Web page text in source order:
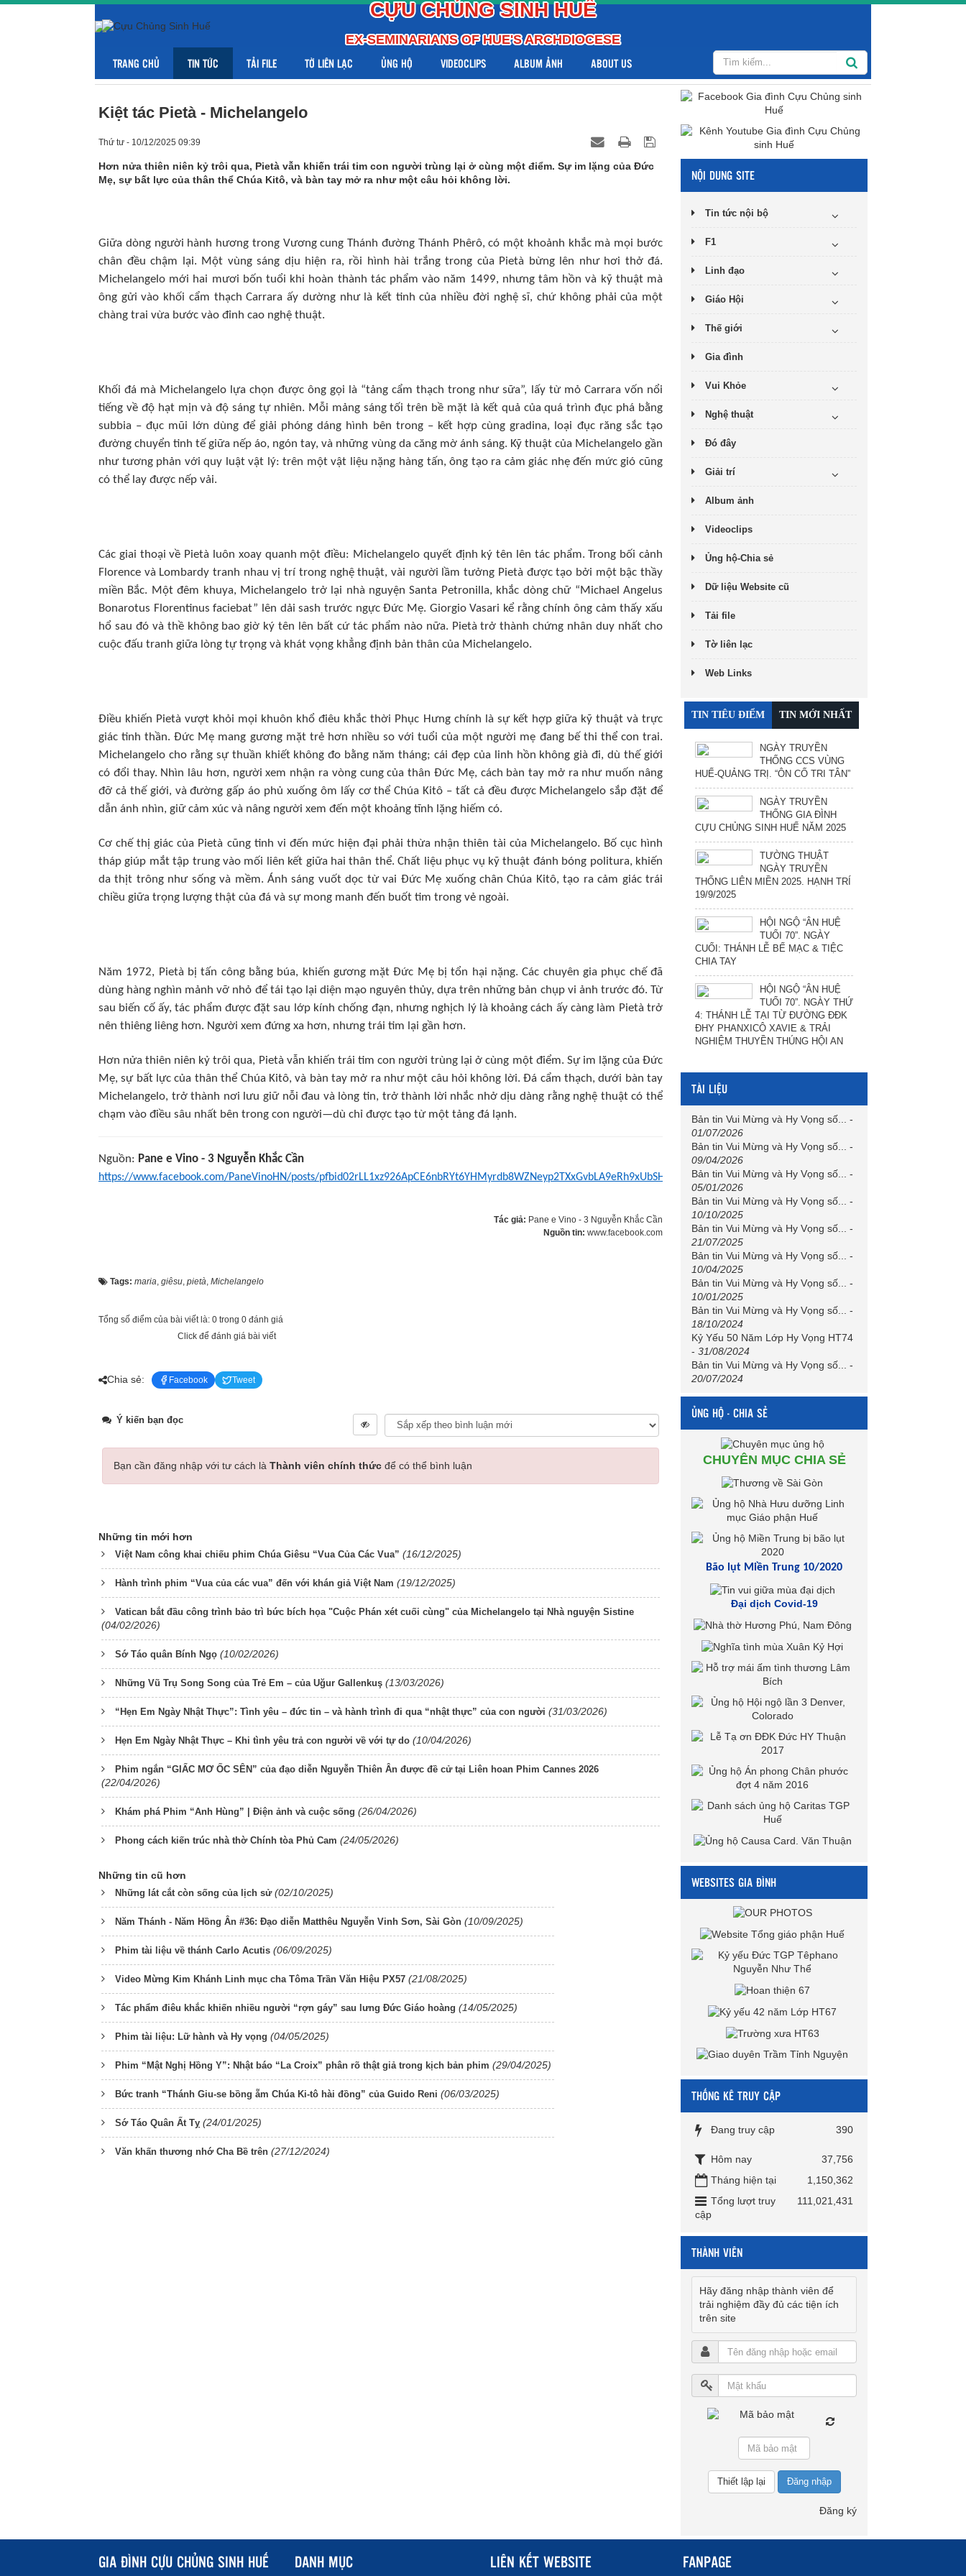
CỰU CHỦNG SINH HUẾ
EX-SEMINARIANS OF HUE'S ARCHDIOCESE
TRANG CHỦ TIN TỨC TẢI FILE TỜ LIÊN LẠC ỦNG HỘ VIDEOCLIPS ALBUM ẢNH ABOUT US
Kiệt tác Pietà - Michelangelo
Thứ tư - 10/12/2025 09:39
Hơn nửa thiên niên kỷ trôi qua, Pietà vẫn khiến trái tim con người trùng lại ở cùng một điểm. Sự im lặng của Đức
Mẹ, sự bất lực của thân thể Chúa Kitô, và bàn tay mở ra như một câu hỏi không lời.
Giữa dòng người hành hương trong Vương cung Thánh đường Thánh Phêrô, có một khoảnh khắc mà mọi bước
chân đều chậm lại. Một vùng sáng dịu hiện ra, rồi hình hài trắng trong của Pietà bừng lên như hơi thở đá.
Michelangelo mới hai mươi bốn tuổi khi hoàn thành tác phẩm vào năm 1499, nhưng tâm hồn và kỹ thuật mà
ông gửi vào khối cẩm thạch Carrara ấy dường như là kết tinh của nhiều đời nghệ sĩ, chứ không phải của một
chàng trai vừa bước vào đỉnh cao nghệ thuật.
Khối đá mà Michelangelo lựa chọn được ông gọi là “tảng cẩm thạch trong như sữa”, lấy từ mỏ Carrara vốn nổi
tiếng về độ hạt mịn và độ sáng tự nhiên. Mỗi mảng sáng tối trên bề mặt là kết quả của quá trình đục phá bằng
subbia – đục mũi lớn dùng để giải phóng dáng hình bên trong – kết hợp cùng gradina, loại đục răng sắc tạo
đường chuyển tinh tế giữa nếp áo, ngón tay, và những vùng da căng mờ ánh sáng. Kỹ thuật của Michelangelo gần
như tương phản với quy luật vật lý: trên một vật liệu nặng hàng tấn, ông tạo ra cảm giác nhẹ đến mức gió cũng
có thể lay được nếp vải.
Các giai thoại về Pietà luôn xoay quanh một điều: Michelangelo quyết định ký tên lên tác phẩm. Trong bối cảnh
Florence và Lombardy tranh nhau vị trí trong nghệ thuật, vài người lầm tưởng Pietà được tạo bởi một bậc thầy
miền Bắc. Một đêm khuya, Michelangelo trở lại nhà nguyện Santa Petronilla, khắc dòng chữ “Michael Angelus
Bonarotus Florentinus faciebat” lên dải sash trước ngực Đức Mẹ. Giorgio Vasari kể rằng chính ông cảm thấy xấu
hổ sau đó và thề không bao giờ ký tên lên bất cứ tác phẩm nào nữa. Pietà trở thành chứng nhân duy nhất cho
cuộc đấu tranh giữa lòng tự trọng và khát vọng khẳng định bản thân của Michelangelo.
Điều khiến Pietà vượt khỏi mọi khuôn khổ điêu khắc thời Phục Hưng chính là sự kết hợp giữa kỹ thuật và trực
giác tinh thần. Đức Mẹ mang gương mặt trẻ hơn nhiều so với tuổi của một người mẹ đang bế thi thể con trai.
Michelangelo cho rằng sự thuần khiết không đo bằng năm tháng; cái đẹp của linh hồn không già đi, dù thế giới
có đổi thay. Nhìn lâu hơn, người xem nhận ra vòng cung của thân Đức Mẹ, cách bàn tay mở ra như muốn nâng
đỡ cả thế giới, và đường gấp áo phủ xuống ôm lấy cơ thể Chúa Kitô – tất cả đều được Michelangelo sắp đặt để
dẫn ánh nhìn, giữ cảm xúc và nâng người xem đến một khoảng tĩnh lặng hiếm có.
Cơ chế thị giác của Pietà cũng tinh vi đến mức hiện đại phải thừa nhận thiên tài của Michelangelo. Bố cục hình
tháp giúp mắt tập trung vào mối liên kết giữa hai thân thể. Chất liệu phục vụ kỹ thuật đánh bóng politura, khiến
da thịt trông như sống và mềm. Ánh sáng vuốt dọc từ vai Đức Mẹ xuống chân Chúa Kitô, tạo ra cảm giác trái
chiều giữa trọng lượng thật của đá và sự mong manh đến buốt tim trong vẻ ngoài.
Năm 1972, Pietà bị tấn công bằng búa, khiến gương mặt Đức Mẹ bị tổn hại nặng. Các chuyên gia phục chế đã
dùng hàng nghìn mảnh vỡ nhỏ để tái tạo lại diện mạo nguyên thủy, dựa trên những bản chụp vi ảnh trước đó. Từ
sau biến cố ấy, tác phẩm được đặt sau lớp kính chống đạn, nhưng nghịch lý là khoảng cách ấy càng làm Pietà trở
nên thiêng liêng hơn. Người xem đứng xa hơn, nhưng trái tim lại gần hơn.
Hơn nửa thiên niên kỷ trôi qua, Pietà vẫn khiến trái tim con người trùng lại ở cùng một điểm. Sự im lặng của Đức
Mẹ, sự bất lực của thân thể Chúa Kitô, và bàn tay mở ra như một câu hỏi không lời. Đá cẩm thạch, dưới bàn tay
Michelangelo, trở thành nơi lưu giữ nỗi đau và lòng tin, trở thành lời nhắc nhở dịu dàng rằng nghệ thuật có thể
chạm vào điều sâu nhất bên trong con người—dù chỉ được tạo từ một tảng đá lạnh.
Nguồn: Pane e Vino - 3 Nguyễn Khắc Cần
https://www.facebook.com/PaneVinoHN/posts/pfbid02rLL1xz926ApCE6nbRYt6YHMyrdb8WZNeyp2TXxGvbLA9eRh9xUbSHterAVqbCBCil
Tác giả: Pane e Vino - 3 Nguyễn Khắc Cần
Nguồn tin: www.facebook.com
Tags: maria giêsu pietà Michelangelo
Tổng số điểm của bài viết là: 0 trong 0 đánh giá
Click để đánh giá bài viết
Chia sẻ: Facebook Tweet
Ý kiến bạn đọc
Bạn cần đăng nhập với tư cách là Thành viên chính thức để có thể bình luận
Những tin mới hơn
Việt Nam công khai chiếu phim Chúa Giêsu “Vua Của Các Vua” (16/12/2025)
Hành trình phim “Vua của các vua” đến với khán giả Việt Nam (19/12/2025)
Vatican bắt đầu công trình bảo trì bức bích họa "Cuộc Phán xét cuối cùng" của Michelangelo tại Nhà nguyện Sistine
(04/02/2026)
Sớ Táo quân Bính Ngọ (10/02/2026)
Những Vũ Trụ Song Song của Trẻ Em – của Uğur Gallenkuş (13/03/2026)
“Hẹn Em Ngày Nhật Thực”: Tình yêu – đức tin – và hành trình đi qua “nhật thực” của con người (31/03/2026)
Hẹn Em Ngày Nhật Thực – Khi tình yêu trả con người về với tự do (10/04/2026)
Phim ngắn “GIẤC MƠ ỐC SÊN” của đạo diễn Nguyễn Thiên Ân được đề cử tại Liên hoan Phim Cannes 2026
(22/04/2026)
Khám phá Phim “Anh Hùng” | Điện ảnh và cuộc sống (26/04/2026)
Phong cách kiến trúc nhà thờ Chính tòa Phủ Cam (24/05/2026)
Những tin cũ hơn
Những lát cắt còn sống của lịch sử (02/10/2025)
Năm Thánh - Năm Hồng Ân #36: Đạo diễn Matthêu Nguyễn Vinh Sơn, Sài Gòn (10/09/2025)
Phim tài liệu về thánh Carlo Acutis (06/09/2025)
Video Mừng Kim Khánh Linh mục cha Tôma Trần Văn Hiệu PX57 (21/08/2025)
Tác phẩm điêu khắc khiến nhiều người “rợn gáy” sau lưng Đức Giáo hoàng (14/05/2025)
Phim tài liệu: Lữ hành và Hy vọng (04/05/2025)
Phim “Mật Nghị Hồng Y”: Nhật báo “La Croix” phân rõ thật giả trong kịch bản phim (29/04/2025)
Bức tranh “Thánh Giu-se bồng ẵm Chúa Ki-tô hài đồng” của Guido Reni (06/03/2025)
Sớ Táo Quân Ất Tỵ (24/01/2025)
Văn khấn thương nhớ Cha Bề trên (27/12/2024)
NỘI DUNG SITE
Tin tức nội bộ
F1
Linh đạo
Giáo Hội
Thế giới
Gia đình
Vui Khỏe
Nghệ thuật
Đó đây
Giải trí
Album ảnh
Videoclips
Ủng hộ-Chia sẻ
Dữ liệu Website cũ
Tải file
Tờ liên lạc
Web Links
TIN TIÊU ĐIỂM TIN MỚI NHẤT
NGÀY TRUYỀN
THỐNG CCS VÙNG
HUẾ-QUẢNG TRỊ. “ÔN CỐ TRI TÂN”
NGÀY TRUYỀN
THỐNG GIA ĐÌNH
CỰU CHỦNG SINH HUẾ NĂM 2025
TƯỜNG THUẬT
NGÀY TRUYỀN
THỐNG LIÊN MIỀN 2025. HẠNH TRÍ
19/9/2025
HỘI NGỘ “ÂN HUỆ
TUỔI 70”. NGÀY
CUỐI: THÁNH LỄ BẾ MẠC & TIỆC
CHIA TAY
HỘI NGỘ “ÂN HUỆ
TUỔI 70”. NGÀY THỨ
4: THÁNH LỄ TẠI TỪ ĐƯỜNG ĐĐK
ĐHY PHANXICÔ XAVIE & TRẢI
NGHIỆM THUYỀN THÚNG HỘI AN
TÀI LIỆU
Bản tin Vui Mừng và Hy Vọng số...
-
01/07/2026
Bản tin Vui Mừng và Hy Vọng số...
-
09/04/2026
Bản tin Vui Mừng và Hy Vọng số...
-
05/01/2026
Bản tin Vui Mừng và Hy Vọng số...
-
10/10/2025
Bản tin Vui Mừng và Hy Vọng số...
-
21/07/2025
Bản tin Vui Mừng và Hy Vọng số...
-
10/04/2025
Bản tin Vui Mừng và Hy Vọng số...
-
10/01/2025
Bản tin Vui Mừng và Hy Vọng số...
-
18/10/2024
Kỷ Yếu 50 Năm Lớp Hy Vọng HT74
- 31/08/2024
Bản tin Vui Mừng và Hy Vọng số...
-
20/07/2024
ỦNG HỘ - CHIA SẺ
CHUYÊN MỤC CHIA SẺ
Bão lụt Miền Trung 10/2020
Đại dịch Covid-19
WEBSITES GIA ĐÌNH
THỐNG KÊ TRUY CẬP
Đang truy cập 390
Hôm nay
37,756
Tháng hiện tại
1,150,362
Tổng lượt truy
cập
111,021,431
THÀNH VIÊN
Hãy đăng nhập thành viên để
trải nghiệm đầy đủ các tiện ích
trên site
Đăng nhập
Đăng ký
GIA ĐÌNH CỰU CHỦNG SINH HUẾ DANH MỤC LIÊN KẾT WEBSITE FANPAGE